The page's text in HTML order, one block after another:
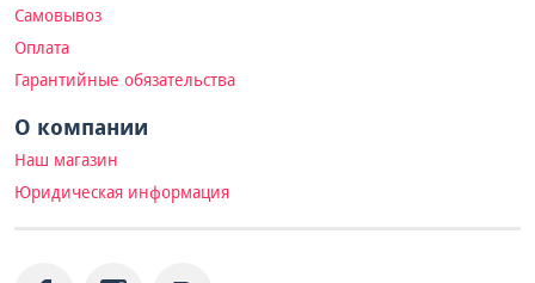
Самовывоз
Оплата
Гарантийные обязательства
О компании
Наш магазин
Юридическая информация